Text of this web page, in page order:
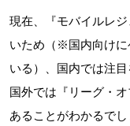
現在、『モバイルレ
いため（※国内向けに
いる）、国内では注
国外では『リーグ・
あることがわかるでし